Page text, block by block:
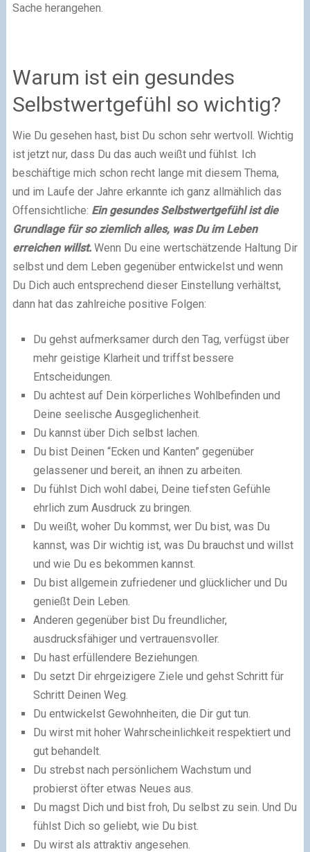
Sache herangehen.
Warum ist ein gesundes
Selbstwertgefühl so wichtig?
Wie Du gesehen hast, bist Du schon sehr wertvoll. Wichtig
ist jetzt nur, dass Du das auch weißt und fühlst. Ich
beschäftige mich schon recht lange mit diesem Thema,
und im Laufe der Jahre erkannte ich ganz allmählich das
Offensichtliche: Ein gesundes Selbstwertgefühl ist die
Grundlage für so ziemlich alles, was Du im Leben
erreichen willst.Wenn Du eine wertschätzende Haltung Dir
selbst und dem Leben gegenüber entwickelst und wenn
Du Dich auch entsprechend dieser Einstellung verhältst,
dann hat das zahlreiche positive Folgen:
Du gehst aufmerksamer durch den Tag, verfügst über
mehr geistige Klarheit und triffst bessere
Entscheidungen.
Du achtest auf Dein körperliches Wohlbefinden und
Deine seelische Ausgeglichenheit.
Du kannst über Dich selbst lachen.
Du bist Deinen “Ecken und Kanten” gegenüber
gelassener und bereit, an ihnen zu arbeiten.
Du fühlst Dich wohl dabei, Deine tiefsten Gefühle
ehrlich zum Ausdruck zu bringen.
Du weißt, woher Du kommst, wer Du bist, was Du
kannst, was Dir wichtig ist, was Du brauchst und willst
und wie Du es bekommen kannst.
Du bist allgemein zufriedener und glücklicher und Du
genießt Dein Leben.
Anderen gegenüber bist Du freundlicher,
ausdrucksfähiger und vertrauensvoller.
Du hast erfüllendere Beziehungen.
Du setzt Dir ehrgeizigere Ziele und gehst Schritt für
Schritt Deinen Weg.
Du entwickelst Gewohnheiten, die Dir gut tun.
Du wirst mit hoher Wahrscheinlichkeit respektiert und
gut behandelt.
Du strebst nach persönlichem Wachstum und
probierst öfter etwas Neues aus.
Du magst Dich und bist froh, Du selbst zu sein. Und Du
fühlst Dich so geliebt, wie Du bist.
Du wirst als attraktiv angesehen.